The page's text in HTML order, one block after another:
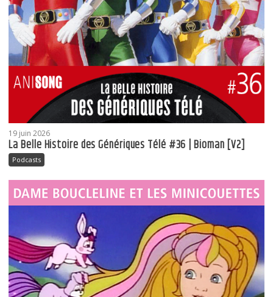
19 juin 2026
La Belle Histoire des Génériques Télé #36 | Bioman [V2]
Podcasts